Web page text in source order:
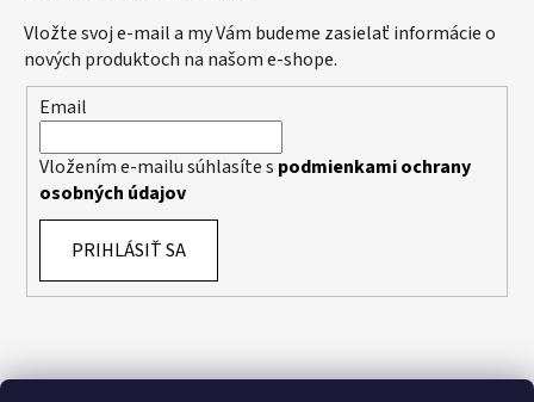
Vložte svoj e-mail a my Vám budeme zasielať informácie o
nových produktoch na našom e-shope.
Email
Vložením e-mailu súhlasíte s podmienkami ochrany
osobných údajov
PRIHLÁSIŤ SA